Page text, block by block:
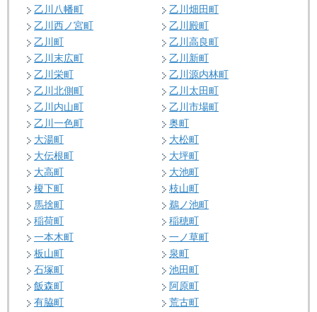
乙川八幡町
乙川畑田町
乙川西ノ宮町
乙川殿町
乙川町
乙川高良町
乙川末広町
乙川新町
乙川栄町
乙川源内林町
乙川北側町
乙川太田町
乙川内山町
乙川市場町
乙川一色町
奥町
大湯町
大松町
大伝根町
大坪町
大高町
大池町
榎下町
枝山町
馬捨町
鵜ノ池町
稲荷町
稲穂町
一本木町
一ノ草町
板山町
泉町
石塚町
池田町
飯森町
阿原町
有脇町
荒古町